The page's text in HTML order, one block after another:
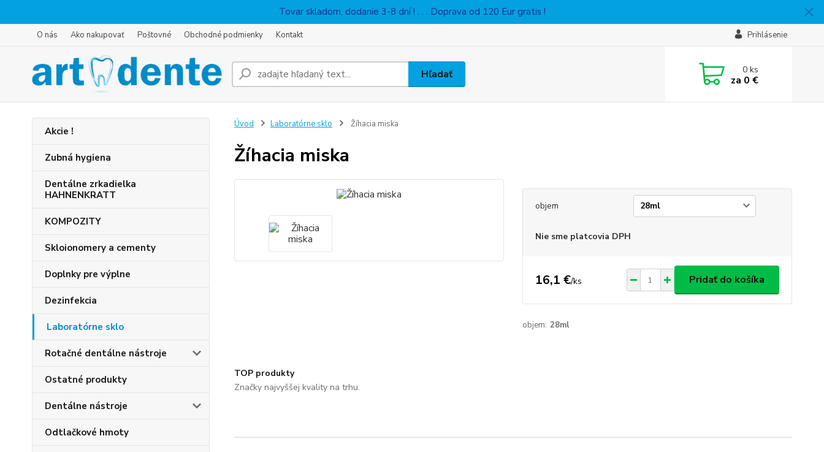
Tovar skladom, dodanie 3-8 dní ! . . . Doprava od 120 Eur gratis !
O nás Ako nakupovať Poštovné Obchodné podmienky Kontakt Prihlásenie
Hľadať 0ks
za 0 €
Akcie !
Zubná hygiena
Dentálne zrkadielka
HAHNENKRATT
KOMPOZITY
Skloionomery a cementy
Doplnky pre výplne
Dezinfekcia
Laboratórne sklo
Rotačné dentálne nástroje
Ostatné produkty
Dentálne nástroje
Odtlačkové hmoty
Úvod Laboratórne sklo Žíhacia miska
Žíhacia miska
objem
Nie sme platcovia DPH
16,1 €/ks Pridať do košíka
objem: 28ml
TOP produkty
Značky najvyššej kvality na trhu.